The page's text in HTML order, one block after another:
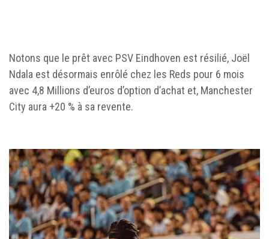
Notons que le prêt avec PSV Eindhoven est résilié, Joël
Ndala est désormais enrôlé chez les Reds pour 6 mois
avec 4,8 Millions d’euros d’option d’achat et, Manchester
City aura +20 % à sa revente.